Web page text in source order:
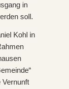
in
soll.
Kohl in
Vernunft